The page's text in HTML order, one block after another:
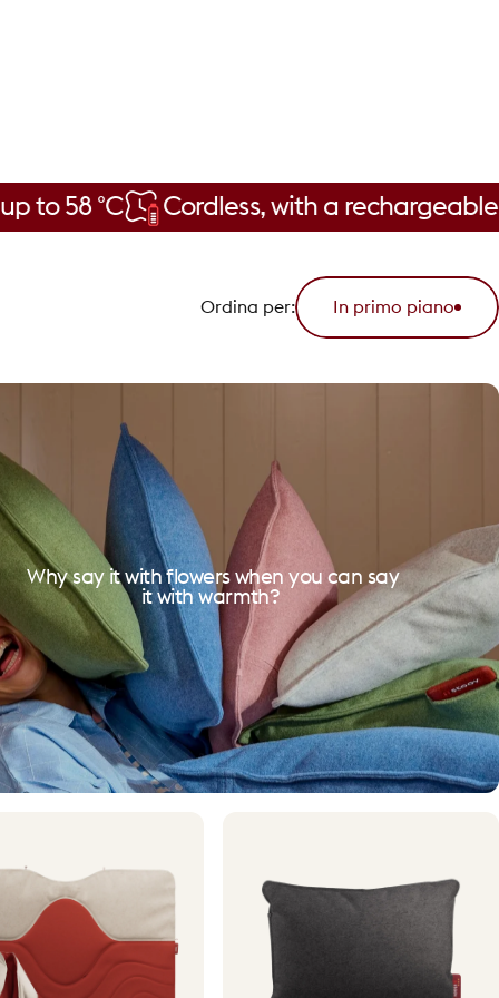
Cordless, with a rechargeable battery
Ordina per: In primo piano
Why say it with flowers when you can say
it with warmth?